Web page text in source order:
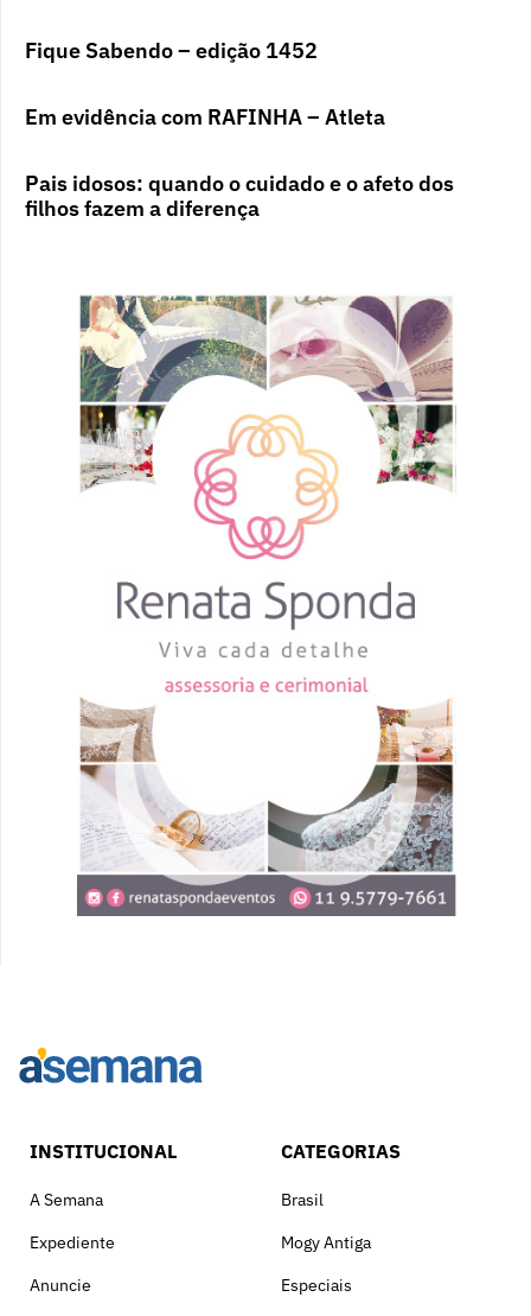
Fique Sabendo – edição 1452
Em evidência com RAFINHA – Atleta
Pais idosos: quando o cuidado e o afeto dos
filhos fazem a diferença
INSTITUCIONAL
A Semana
Expediente
Anuncie
CATEGORIAS
Brasil
Mogy Antiga
Especiais